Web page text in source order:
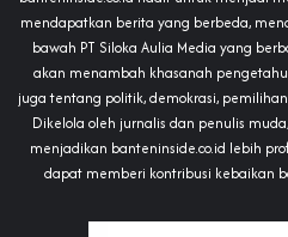
mendapatkan berita yang berbeda,
bawah PT Siloka Aulia Media yang
akan menambah khasanah
juga tentang politik, demokrasi,
Dikelola oleh jurnalis dan penulis
menjadikan banteninside.co.id lebih
dapat memberi kontribusi kebaikan